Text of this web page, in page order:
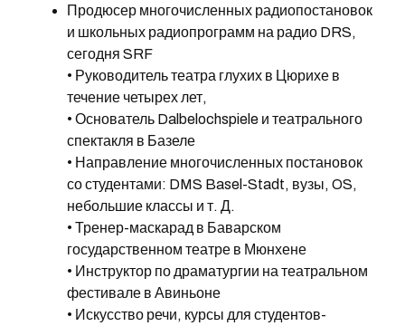
Продюсер многочисленных радиопостановок
и школьных радиопрограмм на радио DRS,
сегодня SRF
• Руководитель театра глухих в Цюрихе в
течение четырех лет,
• Основатель Dalbelochspiele и театрального
спектакля в Базеле
• Направление многочисленных постановок
со студентами: DMS Basel-Stadt, вузы, OS,
небольшие классы и т. Д.
• Тренер-маскарад в Баварском
государственном театре в Мюнхене
• Инструктор по драматургии на театральном
фестивале в Авиньоне
• Искусство речи, курсы для студентов-